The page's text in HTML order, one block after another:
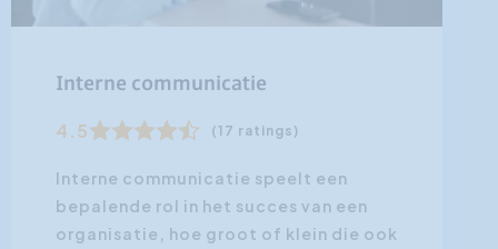
Interne communicatie
4.5 (17 ratings)
Interne communicatie speelt een
bepalende rol in het succes van een
organisatie, hoe groot of klein die ook